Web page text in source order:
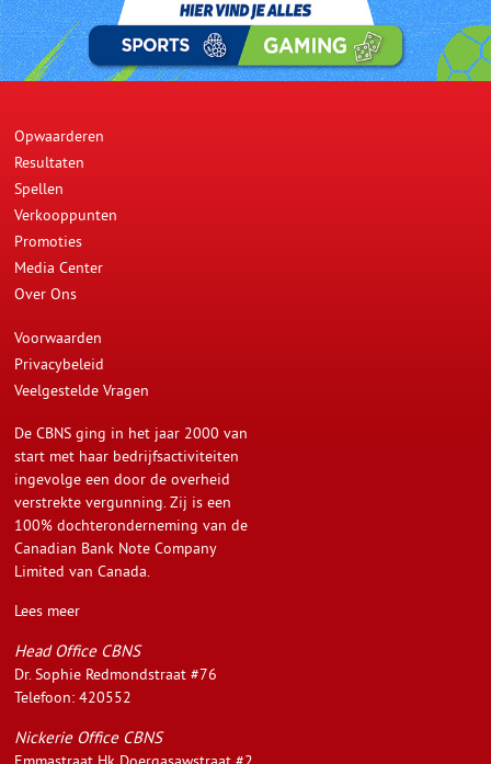
Prev
Next
Opwaarderen
Resultaten
Spellen
Verkooppunten
Promoties
Media Center
Over Ons
Voorwaarden
Privacybeleid
Veelgestelde Vragen
De CBNS ging in het jaar 2000 van
start met haar bedrijfsactiviteiten
ingevolge een door de overheid
verstrekte vergunning. Zij is een
100% dochteronderneming van de
Canadian Bank Note Company
Limited van Canada.
Lees meer
Head Office CBNS
Dr. Sophie Redmondstraat #76
Telefoon: 420552
Nickerie Office CBNS